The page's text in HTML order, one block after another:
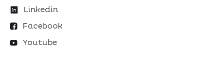
Linkedin
Facebook
Youtube